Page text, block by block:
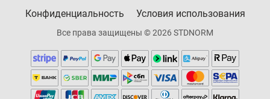
Конфиденциальность Условия использования
Все права защищены © 2026 STDNORM